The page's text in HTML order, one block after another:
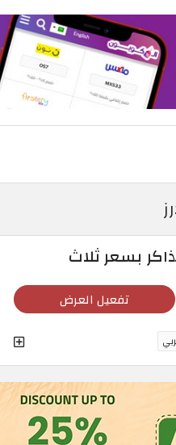
تفعيل العرض